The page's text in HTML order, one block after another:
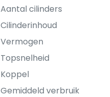
Aantal cilinders
Cilinderinhoud
Vermogen
Topsnelheid
Koppel
Gemiddeld verbruik